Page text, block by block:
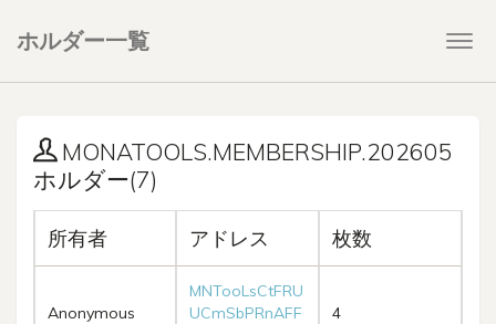
ホルダー一覧
MONATOOLS.MEMBERSHIP.202605
ホルダー(7)
所有者 アドレス 枚数
Anonymous
MNTooLsCtFRU
UCmSbPRnAFF
4